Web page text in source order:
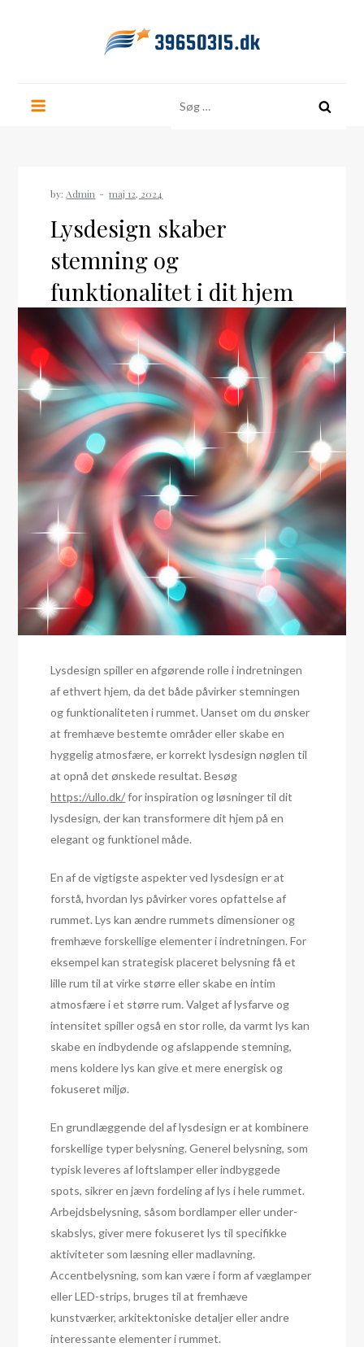
efter:
by: Admin
Lysdesign skaber
stemning og
funktionalitet i dit hjem
Lysdesign spiller en afgørende rolle i indretningen
af ethvert hjem, da det både påvirker stemningen
og funktionaliteten i rummet. Uanset om du ønsker
at fremhæve bestemte områder eller skabe en
hyggelig atmosfære, er korrekt lysdesign nøglen til
at opnå det ønskede resultat. Besøg
https://ullo.dk/for inspiration og løsninger til dit
lysdesign, der kan transformere dit hjem på en
elegant og funktionel måde.
En af de vigtigste aspekter ved lysdesign er at
forstå, hvordan lys påvirker vores opfattelse af
rummet. Lys kan ændre rummets dimensioner og
fremhæve forskellige elementer i indretningen. For
eksempel kan strategisk placeret belysning få et
lille rum til at virke større eller skabe en intim
atmosfære i et større rum. Valget af lysfarve og
intensitet spiller også en stor rolle, da varmt lys kan
skabe en indbydende og afslappende stemning,
mens koldere lys kan give et mere energisk og
fokuseret miljø.
En grundlæggende del af lysdesign er at kombinere
forskellige typer belysning. Generel belysning, som
typisk leveres af loftslamper eller indbyggede
spots, sikrer en jævn fordeling af lys i hele rummet.
Arbejdsbelysning, såsom bordlamper eller under-
skabslys, giver mere fokuseret lys til specifikke
aktiviteter som læsning eller madlavning.
Accentbelysning, som kan være i form af væglamper
eller LED-strips, bruges til at fremhæve
kunstværker, arkitektoniske detaljer eller andre
interessante elementer i rummet.